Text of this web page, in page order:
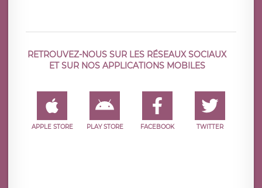
RETROUVEZ-NOUS SUR LES RÉSEAUX SOCIAUX
ET SUR NOS APPLICATIONS MOBILES
APPLE STORE PLAY STORE FACEBOOK TWITTER